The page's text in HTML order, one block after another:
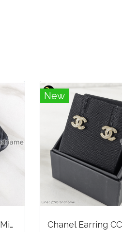
Chanel Classic Cavier Mini O-Casa GHW
New